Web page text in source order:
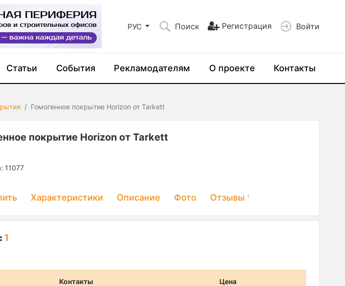
РУС Поиск Регистрация Войти
Статьи События Рекламодателям О проекте Контакты
Гомогенное покрытие Horizon от Tarkett
покрытие Horizon от Tarkett
11077
Характеристики Описание Фото Отзывы1
1
Контакты Цена